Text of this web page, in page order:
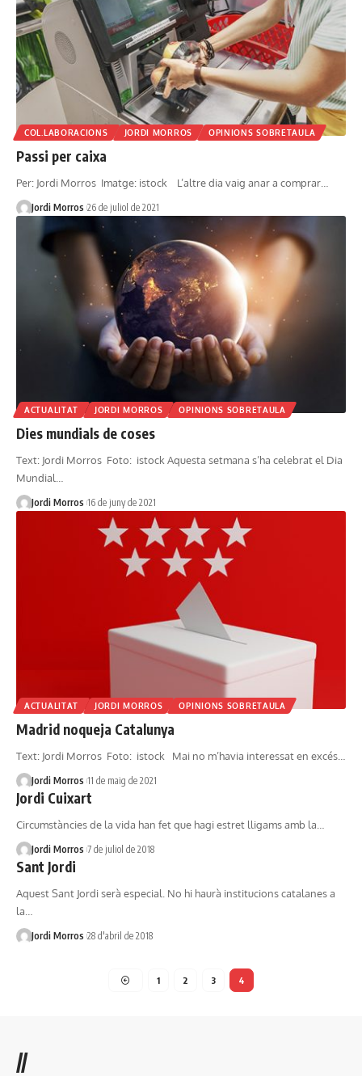
COL.LABORACIONS JORDI MORROS OPINIONS SOBRETAULA
Passi per caixa
Per: Jordi Morros Imatge: istock L’altre dia vaig anar a comprar…
Jordi Morros 26 de juliol de 2021
ACTUALITAT JORDI MORROS OPINIONS SOBRETAULA
Dies mundials de coses
Text: Jordi Morros Foto: istock Aquesta setmana s’ha celebrat el Dia
Mundial…
Jordi Morros 16 de juny de 2021
ACTUALITAT JORDI MORROS OPINIONS SOBRETAULA
Madrid noqueja Catalunya
Text: Jordi Morros Foto: istock Mai no m’havia interessat en excés…
Jordi Morros 11 de maig de 2021
Jordi Cuixart
Circumstàncies de la vida han fet que hagi estret lligams amb la…
Jordi Morros 7 de juliol de 2018
Sant Jordi
Aquest Sant Jordi serà especial. No hi haurà institucions catalanes a
la…
Jordi Morros 28 d'abril de 2018
1 2 3 4
//